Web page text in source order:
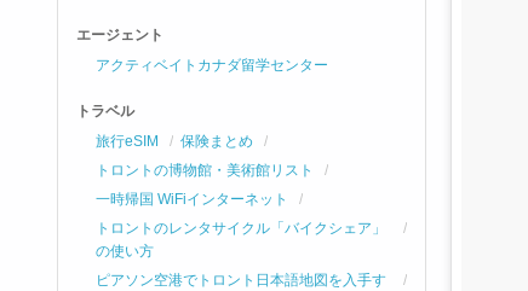
エージェント
アクティベイトカナダ留学センター
トラベル
旅行eSIM
保険まとめ
トロントの博物館・美術館リスト
一時帰国 WiFiインターネット
トロントのレンタサイクル「バイクシェア」
の使い方
ピアソン空港でトロント日本語地図を入手す